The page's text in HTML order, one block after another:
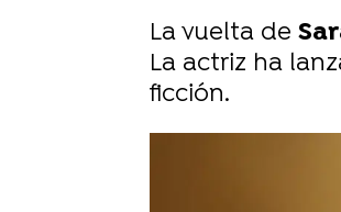
La vuelta de
La actriz ha
ficción.
-